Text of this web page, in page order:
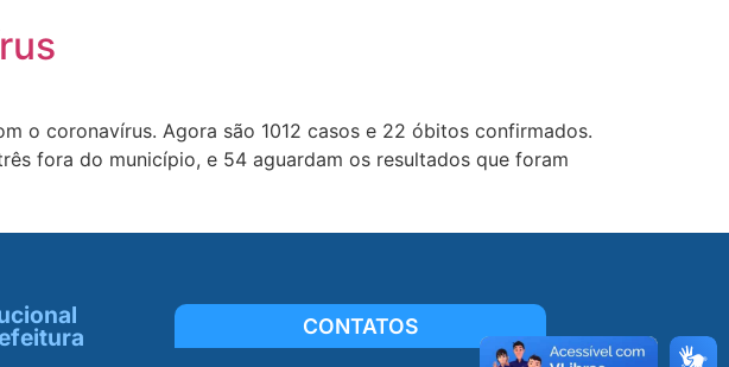
o coronavírus. Agora são 1012 casos e 22 óbitos confirmados.
fora do município, e 54 aguardam os resultados que foram
CONTATOS